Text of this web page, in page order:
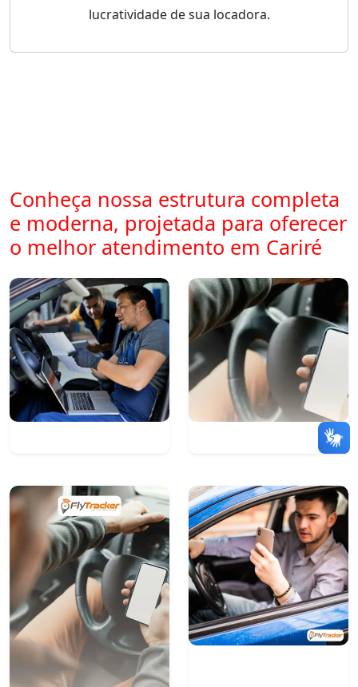
lucratividade de sua locadora.
Conheça nossa estrutura completa
e moderna, projetada para oferecer
o melhor atendimento em Cariré